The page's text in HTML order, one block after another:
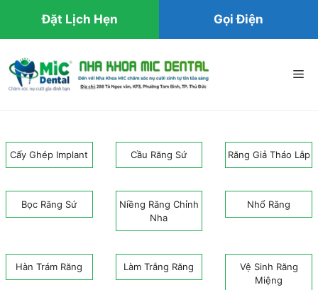
đến
Cấy Ghép Implant Cầu Răng Sứ Răng Giả Tháo Lắp
Bọc Răng Sứ
Niềng Răng Chỉnh
Nha
Nhổ Răng
Hàn Trám Răng Làm Trắng Răng
Vệ Sinh Răng
Miệng
Đặt Lịch Hẹn Gọi Điện